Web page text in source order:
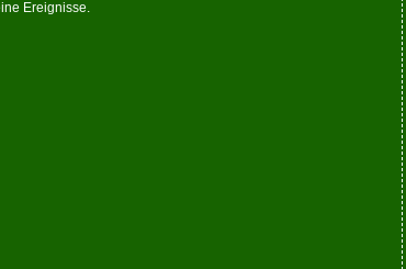
Ereignisse.